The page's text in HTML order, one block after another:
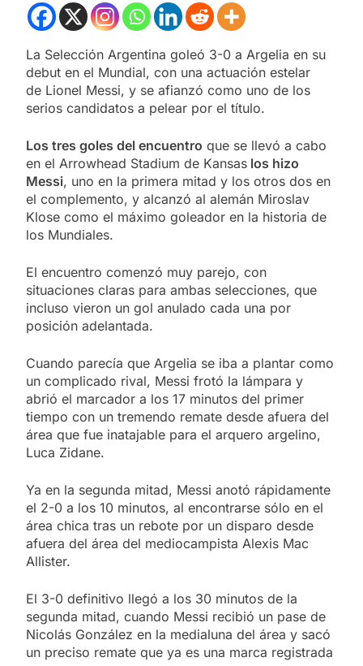
La Selección Argentina goleó 3-0 a Argelia en su
debut en el Mundial, con una actuación estelar
de Lionel Messi, y se afianzó como uno de los
serios candidatos a pelear por el título.
Los tres goles del encuentro que se llevó a cabo
en el Arrowhead Stadium de Kansas los hizo
Messi, uno en la primera mitad y los otros dos en
el complemento, y alcanzó al alemán Miroslav
Klose como el máximo goleador en la historia de
los Mundiales.
El encuentro comenzó muy parejo, con
situaciones claras para ambas selecciones, que
incluso vieron un gol anulado cada una por
posición adelantada.
Cuando parecía que Argelia se iba a plantar como
un complicado rival, Messi frotó la lámpara y
abrió el marcador a los 17 minutos del primer
tiempo con un tremendo remate desde afuera del
área que fue inatajable para el arquero argelino,
Luca Zidane.
Ya en la segunda mitad, Messi anotó rápidamente
el 2-0 a los 10 minutos, al encontrarse sólo en el
área chica tras un rebote por un disparo desde
afuera del área del mediocampista Alexis Mac
Allister.
El 3-0 definitivo llegó a los 30 minutos de la
segunda mitad, cuando Messi recibió un pase de
Nicolás González en la medialuna del área y sacó
un preciso remate que ya es una marca registrada